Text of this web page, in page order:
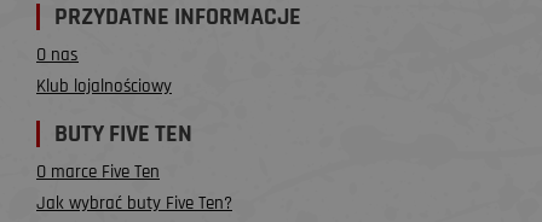
PRZYDATNE INFORMACJE
O nas
Klub lojalnościowy
BUTY FIVE TEN
O marce Five Ten
Jak wybrać buty Five Ten?